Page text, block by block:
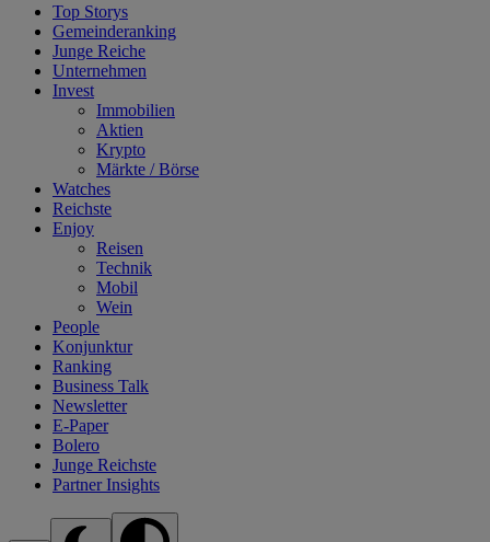
Top Storys
Gemeinderanking
Junge Reiche
Unternehmen
Invest
Immobilien
Aktien
Krypto
Märkte / Börse
Watches
Reichste
Enjoy
Reisen
Technik
Mobil
Wein
People
Konjunktur
Ranking
Business Talk
Newsletter
E-Paper
Bolero
Junge Reichste
Partner Insights